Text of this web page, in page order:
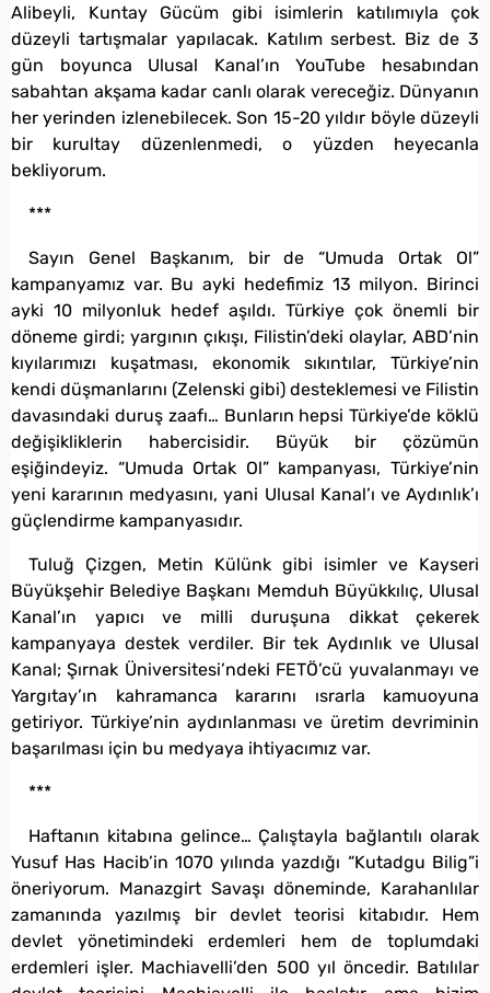
Alibeyli, Kuntay Gücüm gibi isimlerin katılımıyla çok
düzeyli tartışmalar yapılacak. Katılım serbest. Biz de 3
gün boyunca Ulusal Kanal’ın YouTube hesabından
sabahtan akşama kadar canlı olarak vereceğiz. Dünyanın
her yerinden izlenebilecek. Son 15-20 yıldır böyle düzeyli
bir kurultay düzenlenmedi, o yüzden heyecanla
bekliyorum.
***
Sayın Genel Başkanım, bir de “Umuda Ortak Ol”
kampanyamız var. Bu ayki hedefimiz 13 milyon. Birinci
ayki 10 milyonluk hedef aşıldı. Türkiye çok önemli bir
döneme girdi; yargının çıkışı, Filistin’deki olaylar, ABD’nin
kıyılarımızı kuşatması, ekonomik sıkıntılar, Türkiye’nin
kendi düşmanlarını (Zelenski gibi) desteklemesi ve Filistin
davasındaki duruş zaafı… Bunların hepsi Türkiye’de köklü
değişikliklerin habercisidir. Büyük bir çözümün
eşiğindeyiz. “Umuda Ortak Ol” kampanyası, Türkiye’nin
yeni kararının medyasını, yani Ulusal Kanal’ı ve Aydınlık’ı
güçlendirme kampanyasıdır.
Tuluğ Çizgen, Metin Külünk gibi isimler ve Kayseri
Büyükşehir Belediye Başkanı Memduh Büyükkılıç, Ulusal
Kanal’ın yapıcı ve milli duruşuna dikkat çekerek
kampanyaya destek verdiler. Bir tek Aydınlık ve Ulusal
Kanal; Şırnak Üniversitesi’ndeki FETÖ’cü yuvalanmayı ve
Yargıtay’ın kahramanca kararını ısrarla kamuoyuna
getiriyor. Türkiye’nin aydınlanması ve üretim devriminin
başarılması için bu medyaya ihtiyacımız var.
***
Haftanın kitabına gelince… Çalıştayla bağlantılı olarak
Yusuf Has Hacib’in 1070 yılında yazdığı “Kutadgu Bilig”i
öneriyorum. Manazgirt Savaşı döneminde, Karahanlılar
zamanında yazılmış bir devlet teorisi kitabıdır. Hem
devlet yönetimindeki erdemleri hem de toplumdaki
erdemleri işler. Machiavelli’den 500 yıl öncedir. Batılılar